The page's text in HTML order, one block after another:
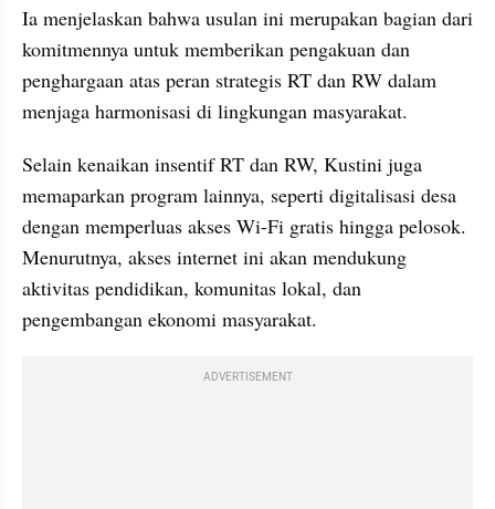
Ia menjelaskan bahwa usulan ini merupakan bagian dari
komitmennya untuk memberikan pengakuan dan
penghargaan atas peran strategis RT dan RW dalam
menjaga harmonisasi di lingkungan masyarakat.
Selain kenaikan insentif RT dan RW, Kustini juga
memaparkan program lainnya, seperti digitalisasi desa
dengan memperluas akses Wi-Fi gratis hingga pelosok.
Menurutnya, akses internet ini akan mendukung
aktivitas pendidikan, komunitas lokal, dan
pengembangan ekonomi masyarakat.
ADVERTISEMENT